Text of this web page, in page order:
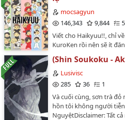
oneshot, nhưng để
chia làm hai cho mọi
mocsagyun
146,343
9,844
Viết cho Haikyuu!!, chỉ
KuroKen rồi nên sẽ ít
nham đầy đủ mọi couple
couple có Kuroo và
các bà con cô bác đã
Trộn vào sẽ thành một
THÌ TÔI SẼ VĨNH BIỆT
(Shin Soukoku -
Lusivisc
285
36
1
Và cuối cùng, sơn trà đỏ
hồn tôi không người
NguyệtDisclaimer: Tất